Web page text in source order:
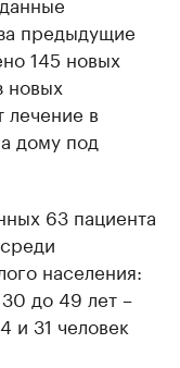
предыдущие
145 новых
новых
лечение в
дому под
63 пациента
населения:
до 49 лет –
и 31 человек